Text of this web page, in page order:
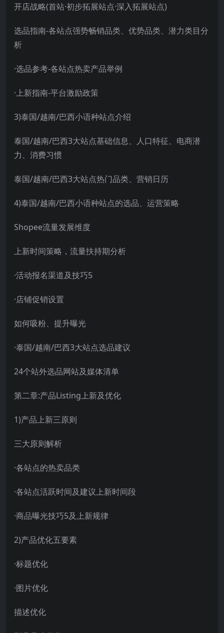
开店战略(首站·初步拓展站点·深入拓展站点)
选品指南-各站点强势畅销品类、优势品类、潜力类目分
析
·选品参考-各站点热卖产品举例
·上新指南-平台激励政策
3)泰国/越南/巴西小语种站点介绍
泰国/越南/巴西3大站点基础信息、人口特征、电商潜
力、消费习惯
泰国/越南/巴西3大站点热门品类、营销日历
4)泰国/越南/巴西小语种站点的选品、运营策略
Shopee流量发展维度
上新时间策略，流量扶持期分析
·活动报名渠道及技巧5
·店铺促销设置
如何吸粉、提升曝光
·泰国/越南/巴西3大站点选品建议
24个站外选品网站及媒体清单
第二章:产品Listing上新及优化
1)产品上新三原则
三大原则解析
·各站点的热卖品类
·各站点活跃时间及建议上新时间段
·商品曝光技巧5及上新规律
2)产品优化五要素
·标题优化
·图片优化
描述优化